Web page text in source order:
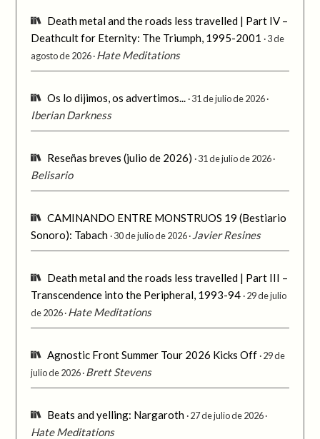
Death metal and the roads less travelled | Part IV –
Deathcult for Eternity: The Triumph, 1995-2001
3 de
agosto de 2026 Hate Meditations
Os lo dijimos, os advertimos... 31 de julio de 2026
Iberian Darkness
Reseñas breves (julio de 2026) 31 de julio de 2026
Belisario
CAMINANDO ENTRE MONSTRUOS 19 (Bestiario
Sonoro): Tabach 30 de julio de 2026 Javier Resines
Death metal and the roads less travelled | Part III –
Transcendence into the Peripheral, 1993-94 29 de julio
de 2026 Hate Meditations
Agnostic Front Summer Tour 2026 Kicks Off 29 de
julio de 2026 Brett Stevens
Beats and yelling: Nargaroth 27 de julio de 2026
Hate Meditations